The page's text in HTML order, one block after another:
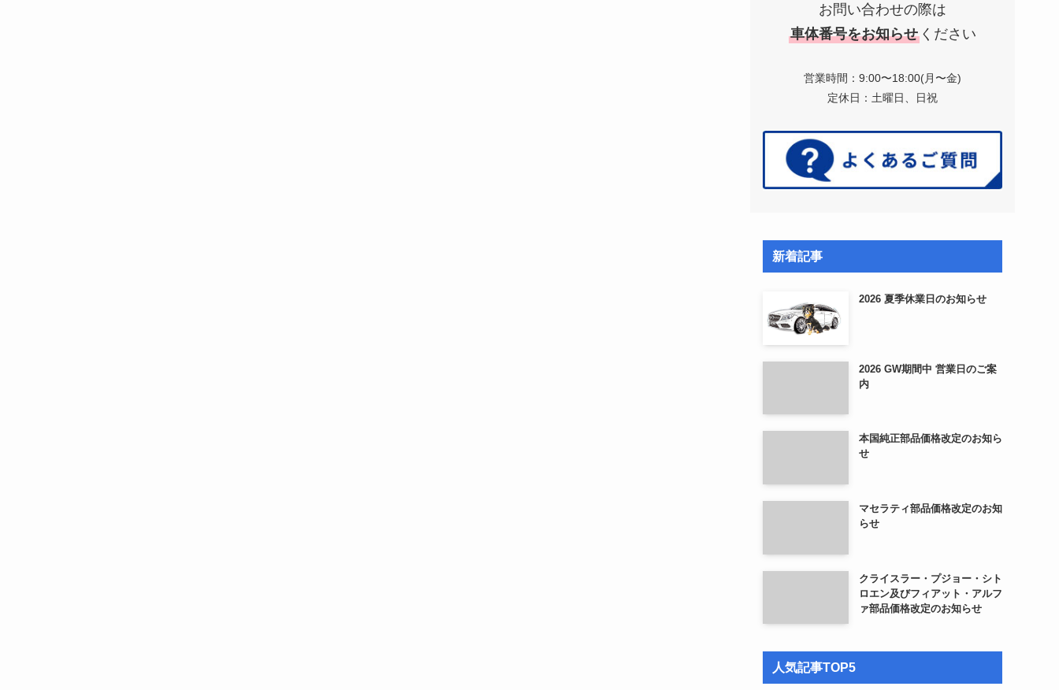
お問い合わせの際は
車体番号をお知らせ ください
営業時間：9:00〜18:00(月〜金)
定休日：土曜日、日祝
新着記事
2026 夏季休業日のお知らせ
2026 GW期間中 営業日のご案
内
本国純正部品価格改定のお知ら
せ
マセラティ部品価格改定のお知
らせ
クライスラー・プジョー・シト
ロエン及びフィアット・アルフ
ァ部品価格改定のお知らせ
人気記事TOP5